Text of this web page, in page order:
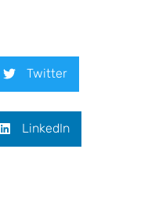
Twitter
LinkedIn